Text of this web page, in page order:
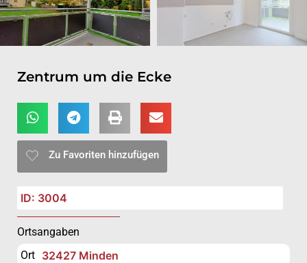
Zentrum um die Ecke
Zu Favoriten hinzufügen
ID: 3004
Ortsangaben
Ort 32427 Minden